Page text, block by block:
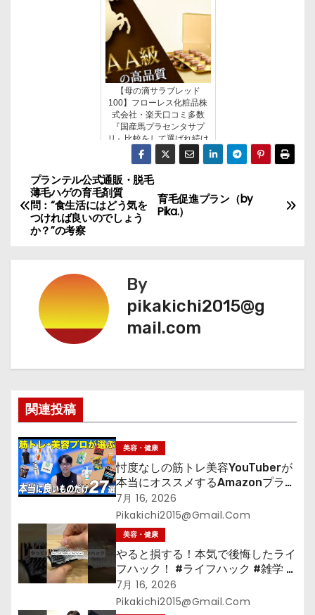
【母の滴サラブレッド
100】フローレス化粧品株
式会社・楽天口コミ多数
『国産馬プラセンタサプ
リ』比較をして選ばれ続け
る
投
稿
ゲ
シ
ョ
ン
育毛促進プラン（by
Pika.）
プランテル公式通販・脱毛
薄毛ハゲの育毛剤質
問：“食生活にはどう気を
つければ良いのでしょう
か？”の考察
By
pikakichi2015@g
mail.com
関連投稿
美容・健康
忖度なしの筋トレ美容YouTuberが
本当にオススメするAmazonプライ
ムデーセールで買うべきもの
7月 16, 2026
Pikakichi2015@gmail.com
美容・健康
やると損する！本気で後悔したライ
フハック！ #ライフハック #雑学 #
裏技 #shorts #海外
7月 16, 2026
Pikakichi2015@gmail.com